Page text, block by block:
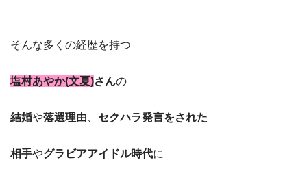
そんな多くの経歴を持つ
塩村あやか(文夏)さんの
結婚や落選理由 セクハラ発言をされた
相手やグラビアアイドル時代に